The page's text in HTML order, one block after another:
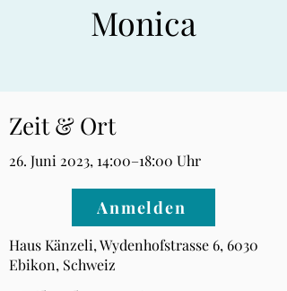
Monica
Zeit & Ort
26. Juni 2023, 14:00–18:00 Uhr
Anmelden
Haus Känzeli, Wydenhofstrasse 6, 6030
Ebikon, Schweiz